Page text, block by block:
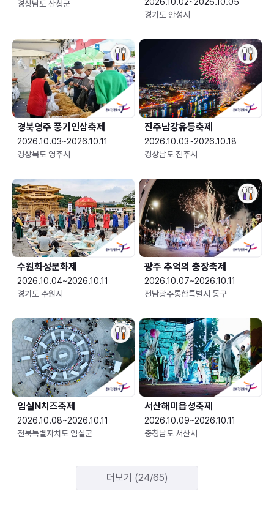
경상남도 산청군
경기도 안성시
경북영주 풍기인삼축제
2026.10.03~2026.10.11
경상북도 영주시
진주남강유등축제
2026.10.03~2026.10.18
경상남도 진주시
수원화성문화제
2026.10.04~2026.10.11
경기도 수원시
광주 추억의 충장축제
2026.10.07~2026.10.11
전남광주통합특별시 동구
임실N치즈축제
2026.10.08~2026.10.11
전북특별자치도 임실군
서산해미읍성축제
2026.10.09~2026.10.11
충청남도 서산시
더보기 (24/65)